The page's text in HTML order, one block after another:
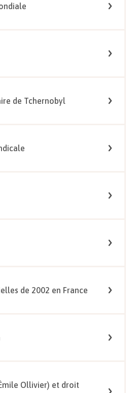
de Tchernobyl
de 2002 en France
Ollivier) et droit